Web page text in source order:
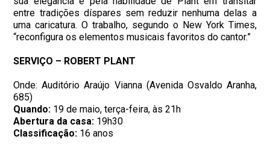
entre tradições díspares sem reduzir nenhuma delas a
uma caricatura. O trabalho, segundo o New York Times,
“reconfigura os elementos musicais favoritos do cantor.”
SERVIÇO – ROBERT PLANT
Onde: Auditório Araújo Vianna (Avenida Osvaldo Aranha,
685)
Quando: 19 de maio, terça-feira, às 21h
Abertura da casa: 19h30
Classificação: 16 anos